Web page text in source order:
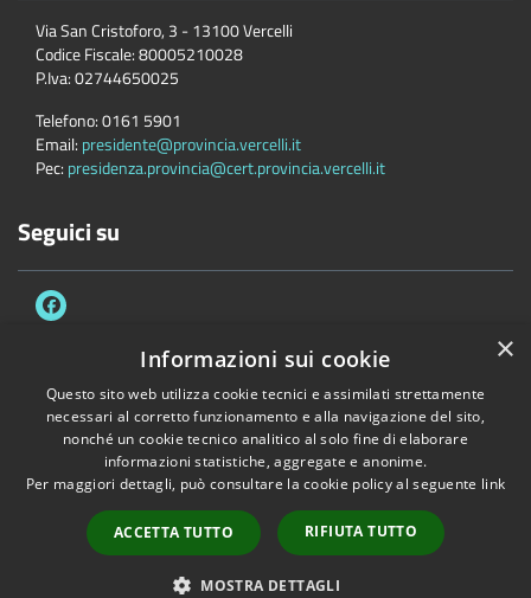
Via San Cristoforo, 3 - 13100 Vercelli
Codice Fiscale:80005210028
P.Iva:02744650025
Telefono:0161 5901
Email: presidente@provincia.vercelli.it
Pec: presidenza.provincia@cert.provincia.vercelli.it
Seguici su
Accessibilità Privacy Cookie
Mappa del sito
Dichiarazione di accessibilità e meccanismo di feedback
Link Utili
Copyright © 2026 • Provincia di Vercelli • Powered byMunicipium•
×
Informazioni sui cookie
Questo sito web utilizza cookie tecnici e assimilati strettamente
necessari al corretto funzionamento e alla navigazione del sito,
nonché un cookie tecnico analitico al solo fine di elaborare
informazioni statistiche, aggregate e anonime.
Per maggiori dettagli, può consultare la cookie policy al seguente link
ACCETTA TUTTO RIFIUTA TUTTO
MOSTRA DETTAGLI